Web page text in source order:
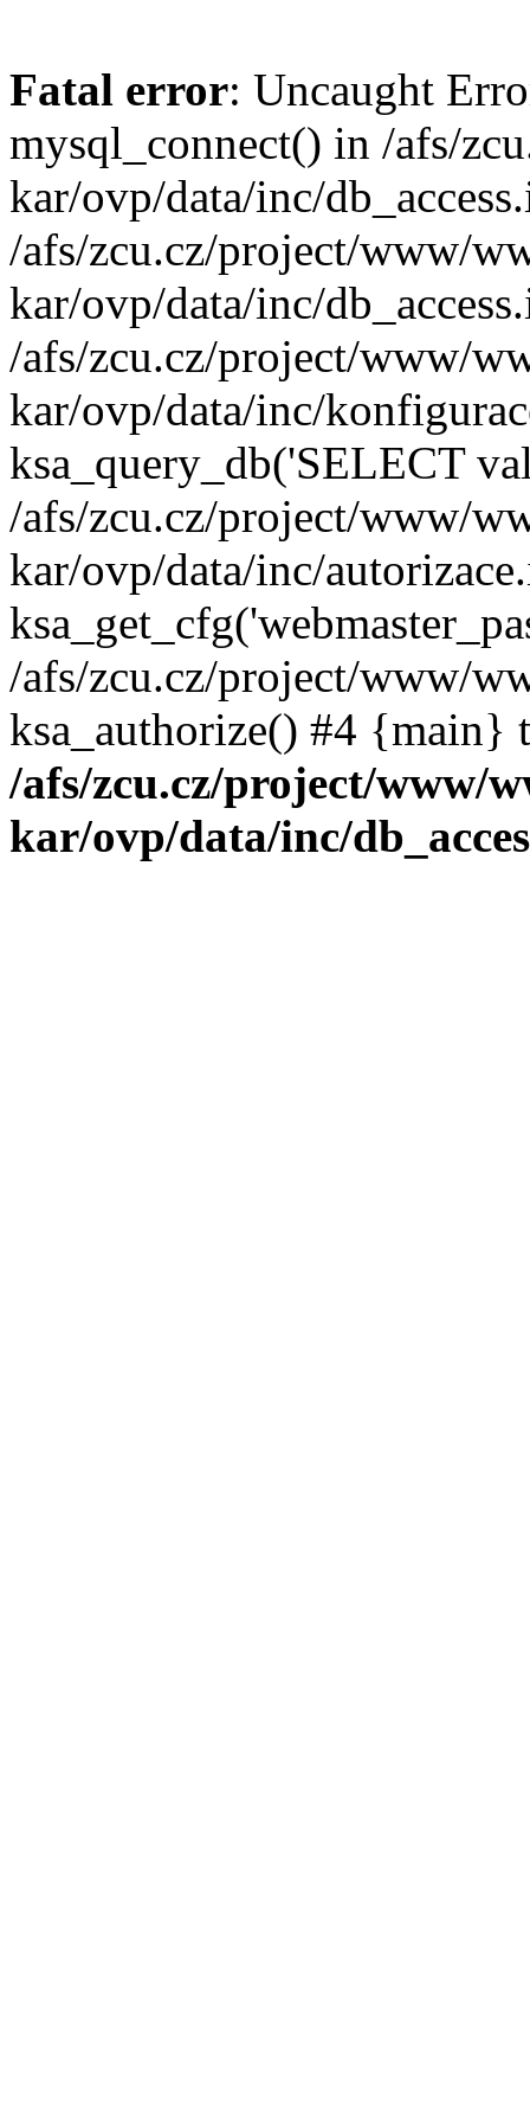
Fatal error: Uncaught
mysql_connect() in /afs/
kar/ovp/data/inc/
/afs/zcu.cz/project/www/
kar/ovp/data/inc/
/afs/zcu.cz/project/www/
kar/ovp/data/inc/
ksa_query_db('SELECT
/afs/zcu.cz/project/www/
kar/ovp/data/inc/
/afs/zcu.cz/project/www/
ksa_authorize() #4 {main}
/afs/zcu.cz/project/www/
kar/ovp/data/inc/